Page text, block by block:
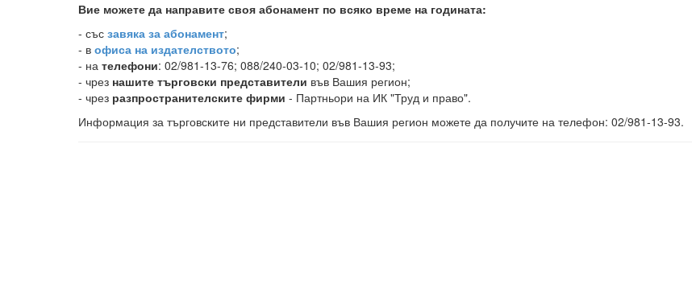
Вие можете да направите своя абонамент по всяко време на годината:
- със завяка за абонамент;
- в офиса на издателството;
- на телефони: 02/981-13-76; 088/240-03-10; 02/981-13-93;
- чрез нашите търговски представители във Вашия регион;
- чрез разпространителските фирми - Партньори на ИК "Труд и право".
Информация за търговските ни представители във Вашия регион можете да получите на телефон: 02/981-13-93.